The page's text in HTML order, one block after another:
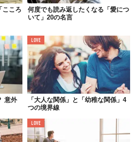
こころ
何度でも読み返したくなる「愛につ
いて」20の名言
意外
LOVE
「大人な関係」と「幼稚な関係」4
つの境界線
LOVE